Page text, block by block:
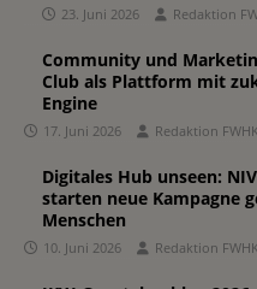
23. Juni 2026 Redaktion
Community und
Club als Plattform mit
Engine
17. Juni 2026 Redaktion FWHK
Digitales Hub unseen:
starten neue Kampagne
Menschen
10. Juni 2026 Redaktion FWHK